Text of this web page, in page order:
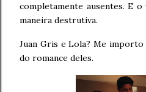
completamente ausentes. E
maneira destrutiva.
Juan Gris e Lola? Me
do romance deles.